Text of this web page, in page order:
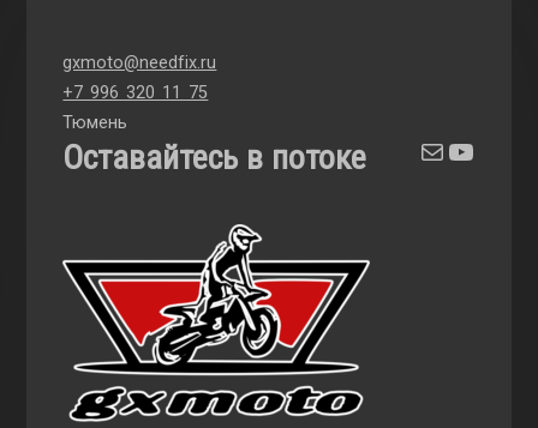
gxmoto@needfix.ru
+7 996 320 11 75
Тюмень
Оставайтесь в потоке Почта